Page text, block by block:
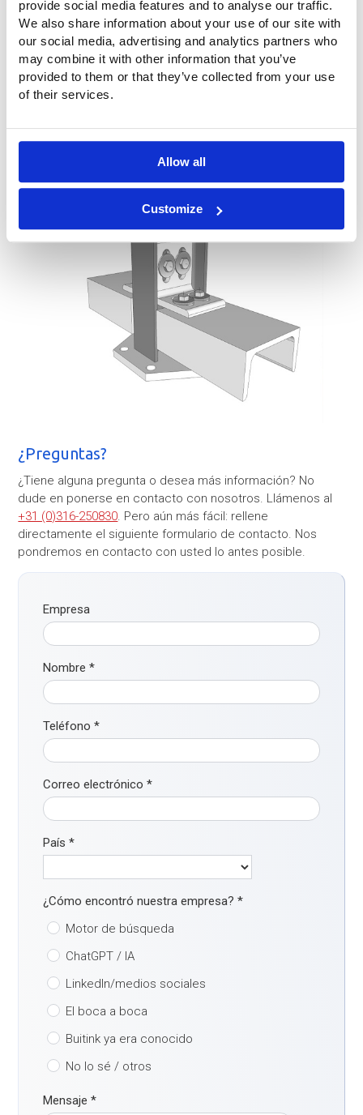
provide social media features and to analyse our traffic.
We also share information about your use of our site with
our social media, advertising and analytics partners who
may combine it with other information that you’ve
provided to them or that they’ve collected from your use
of their services.
Allow all
Customize
¿Preguntas?
¿Tiene alguna pregunta o desea más información? No
dude en ponerse en contacto con nosotros. Llámenos al
+31 (0)316-250830. Pero aún más fácil: rellene
directamente el siguiente formulario de contacto. Nos
pondremos en contacto con usted lo antes posible.
Empresa
Nombre*
Teléfono*
Correo electrónico*
País*
¿Cómo encontró nuestra empresa?*
Motor de búsqueda
ChatGPT / IA
LinkedIn/medios sociales
El boca a boca
Buitink ya era conocido
No lo sé / otros
Mensaje*